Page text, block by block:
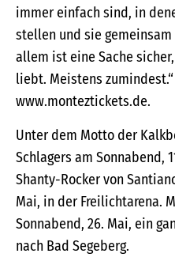
immer einfach sind, in
stellen und sie
allem ist eine Sache
liebt. Meistens
www.monteztickets.de.
Unter dem Motto der
Schlagers am Sonnabend,
Shanty-Rocker von
Mai, in der Freilichtarena.
Sonnabend, 26. Mai, ein
nach Bad Segeberg.